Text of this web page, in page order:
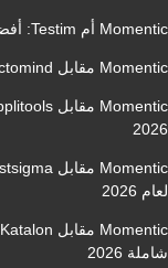
Momentic أم Testim: أفضل أداة اختبار بالذكاء الاصطناعي لعام 2026
Momentic مقابل Octomind: أفضل أداة اختبار بالذكاء الاصطناعي لعام 2026
2026
لعام 2026
شاملة 2026